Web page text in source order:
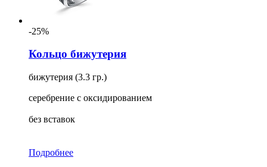
-25%
Кольцо бижутерия
бижутерия (3.3 гр.)
серебрение с оксидированием
без вставок
Подробнее